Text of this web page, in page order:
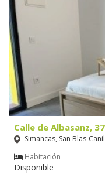
Calle de Albasanz,
Simancas, San Blas-
Habitación
Disponible